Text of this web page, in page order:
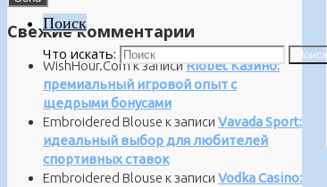
Поиск
Что искать: Поиск
Свежие комментарии
WishHour.Comк записиRiobet Казино:
премиальный игровой опыт с
щедрыми бонусами
Embroidered Blouse к записи Vavada Sport:
идеальный выбор для любителей
спортивных ставок
Embroidered Blouse к записи Vodka Casino: